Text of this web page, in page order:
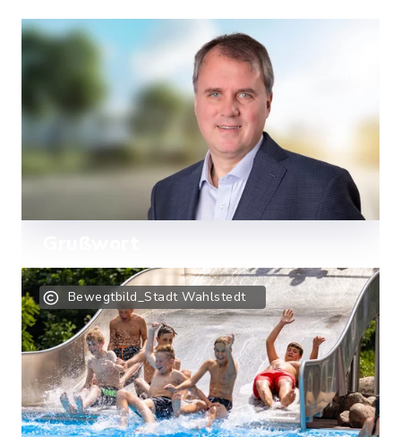
Herzlich willkommen in der Stadt
Wahlstedt!
Mehr lesen
Bewegtbild_Stadt Wahlstedt